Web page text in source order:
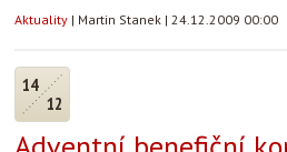
Aktuality | Martin Stanek | 24.12.2009 00:00
14
12